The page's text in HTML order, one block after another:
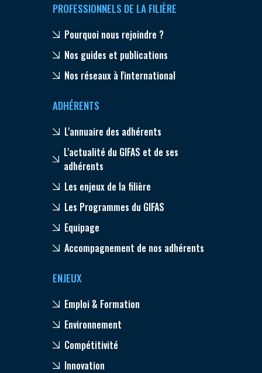
PROFESSIONNELS DE LA FILIÈRE
Pourquoi nous rejoindre ?
Nos guides et publications
Nos réseaux à l'international
ADHÉRENTS
L'annuaire des adhérents
L'actualité du GIFAS et de ses
adhérents
Les enjeux de la filière
Les Programmes du GIFAS
Equipage
Accompagnement de nos adhérents
ENJEUX
Emploi & Formation
Environnement
Compétitivité
Innovation